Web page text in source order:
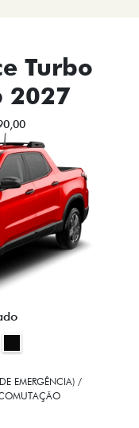
Turbo
2027
EMERGÊNCIA) /